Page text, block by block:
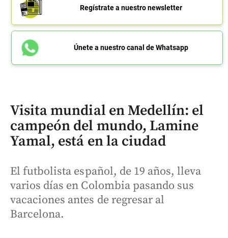
Regístrate a nuestro newsletter
Únete a nuestro canal de Whatsapp
Visita mundial en Medellín: el
campeón del mundo, Lamine
Yamal, está en la ciudad
El futbolista español, de 19 años, lleva
varios días en Colombia pasando sus
vacaciones antes de regresar al
Barcelona.